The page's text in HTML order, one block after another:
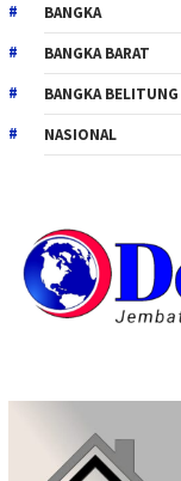
BANGKA
BANGKA BARAT
BANGKA BELITUNG
NASIONAL